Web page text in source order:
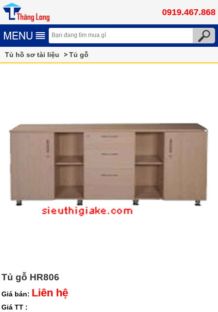
0919.467.868
Tủ hồ sơ tài liệu Tủ gỗ
Tủ gỗ HR806
Giá bán: Liên hệ
Giá TT :